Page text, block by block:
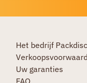
Het bedrijf
Uw garanties
FAQ